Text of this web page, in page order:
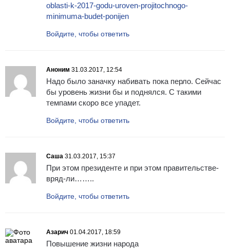
oblasti-k-2017-godu-uroven-projitochnogo-
minimuma-budet-ponijen
Войдите, чтобы ответить
Аноним 31.03.2017, 12:54
Надо было заначку набивать пока перло. Сейчас
бы уровень жизни бы и поднялся. С такими
темпами скоро все упадет.
Войдите, чтобы ответить
Саша 31.03.2017, 15:37
При этом президенте и при этом правительстве-
вряд-ли……..
Войдите, чтобы ответить
Азарич 01.04.2017, 18:59
Повышение жизни народа